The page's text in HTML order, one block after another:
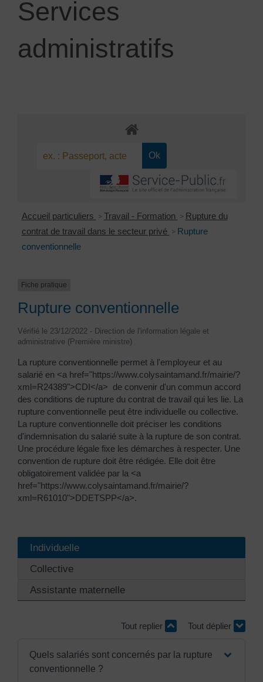
Services
administratifs
Accueil particuliers > Travail - Formation > Rupture du
contrat de travail dans le secteur privé > Rupture
conventionnelle
Fiche pratique
Rupture conventionnelle
Vérifié le 23/12/2022 - Direction de l'information légale et
administrative (Première ministre)
La rupture conventionnelle permet à l'employeur et au
salarié en <a href="https://www.colysaintamand.fr/mairie/?
xml=R24389">CDI</a> de convenir d'un commun accord
des conditions de rupture du contrat de travail qui les lie. La
rupture conventionnelle peut être individuelle ou collective.
La rupture conventionnelle doit préciser les conditions
d'indemnisation du salarié suite à la rupture de son contrat.
Une procédure légale fixe les démarches à respecter. Une
convention de rupture doit être rédigée. Elle doit être
obligatoirement validée par la <a
href="https://www.colysaintamand.fr/mairie/?
xml=R61010">DDETSPP</a>.
Individuelle
Collective
Assistante maternelle
Tout replier Tout déplier
Quels salariés sont concernés par la rupture
conventionnelle ?